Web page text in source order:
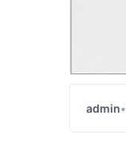
admin•